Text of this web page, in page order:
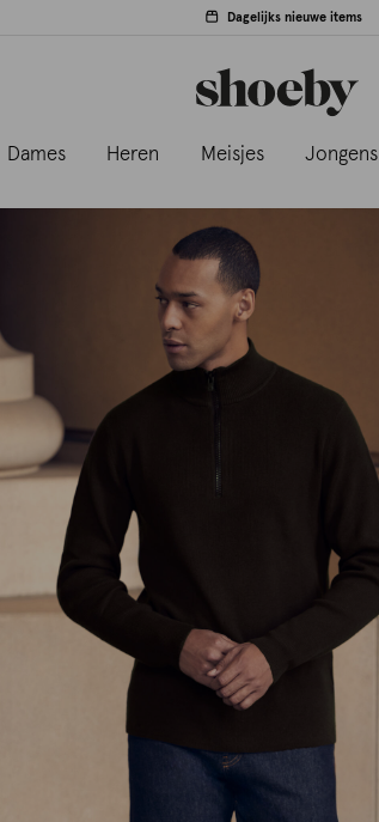
Dagelijks nieuwe items
Dames Heren Meisjes Jongens